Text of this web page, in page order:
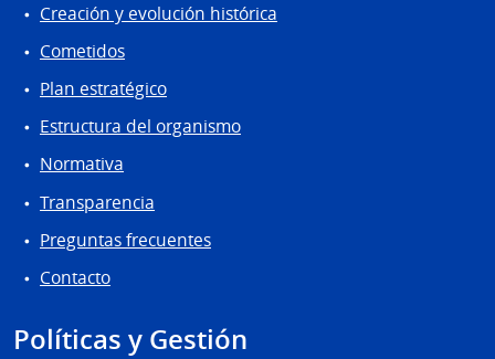
Creación y evolución histórica
Cometidos
Plan estratégico
Estructura del organismo
Normativa
Transparencia
Preguntas frecuentes
Contacto
Políticas y Gestión